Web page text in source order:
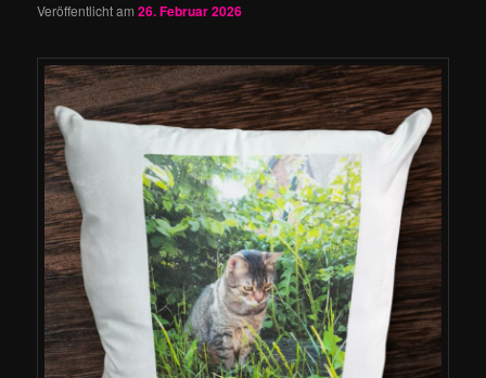
Veröffentlicht am26. Februar 2026